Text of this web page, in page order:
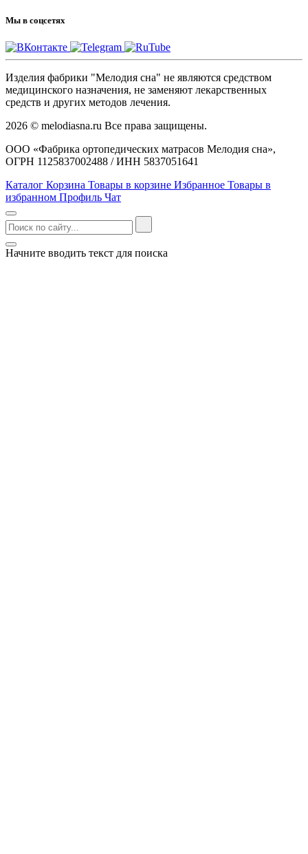
Мы в соцсетях
Изделия фабрики "Мелодия сна" не являются средством
медицинского назначения, не заменяют лекарственных
средств и других методов лечения.
2026 © melodiasna.ru Все права защищены.
ООО «Фабрика ортопедических матрасов Мелодия сна»,
ОГРН 1125837002488 / ИНН 5837051641
Каталог Корзина Товары в корзине Избранное Товары в
избранном Профиль Чат
Начните вводить текст для поиска